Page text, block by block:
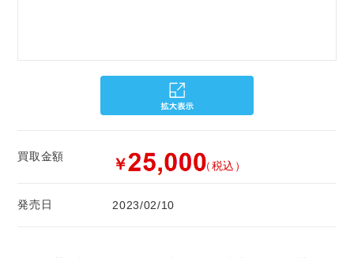
買取金額 ￥ （税込）
発売日 2023/02/10